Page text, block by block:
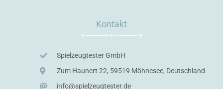
Kontakt
Spielzeugtester GmbH
Zum Haunert 22, 59519 Möhnesee, Deutschland
info@spielzeugtester.de